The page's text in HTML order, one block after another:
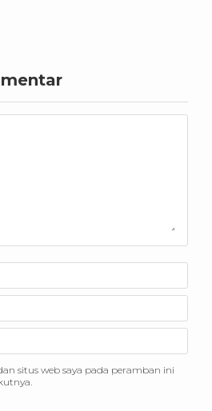
situs web saya pada peramban ini